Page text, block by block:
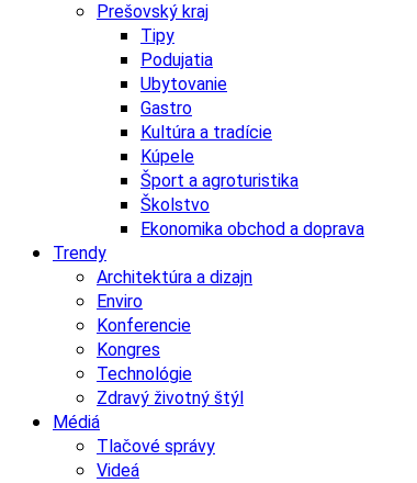
Prešovský kraj
Tipy
Podujatia
Ubytovanie
Gastro
Kultúra a tradície
Kúpele
Šport a agroturistika
Školstvo
Ekonomika obchod a doprava
Trendy
Architektúra a dizajn
Enviro
Konferencie
Kongres
Technológie
Zdravý životný štýl
Médiá
Tlačové správy
Videá